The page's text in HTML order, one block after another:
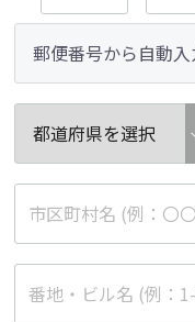
郵便番号から自動入